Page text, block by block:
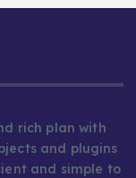
rich plan with
and plugins
and simple to